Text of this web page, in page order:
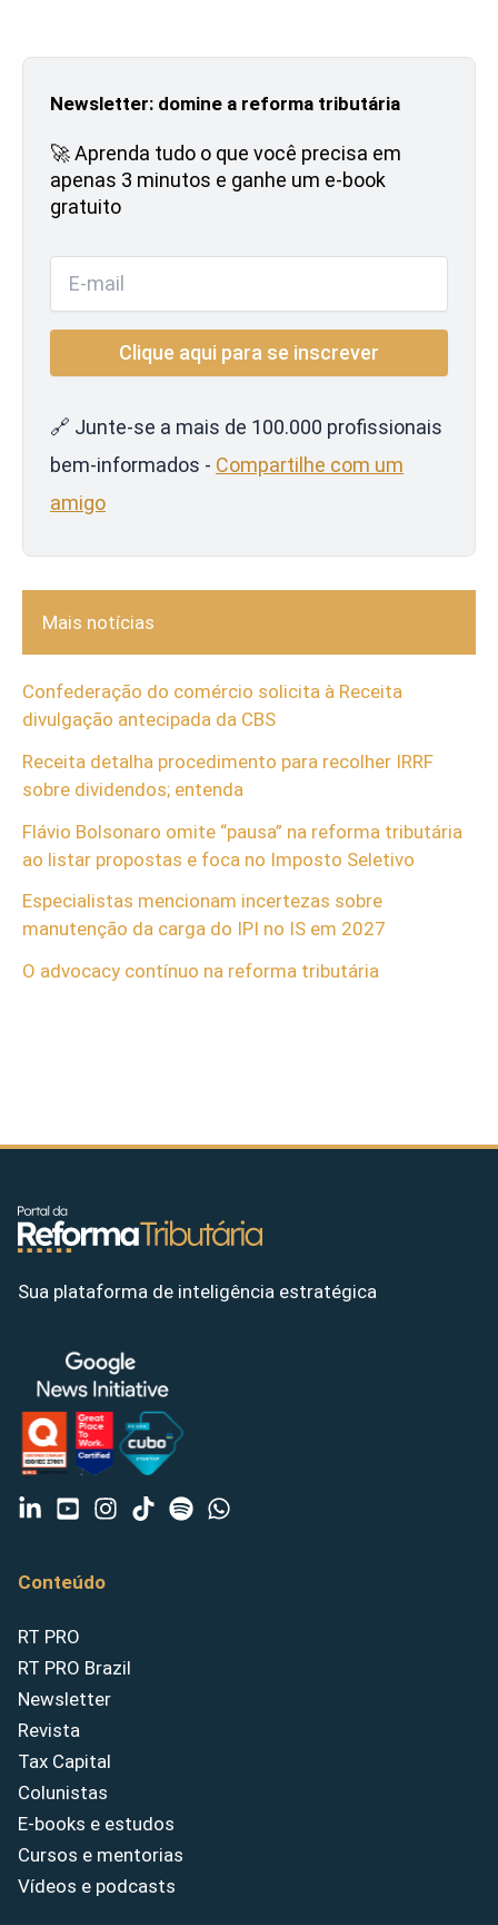
Newsletter: domine a reforma tributária
🚀 Aprenda tudo o que você precisa em
apenas 3 minutos e ganhe um e-book
gratuito
🔗 Junte-se a mais de 100.000 profissionais
bem-informados - Compartilhe com um
amigo
Mais notícias
Confederação do comércio solicita à Receita
divulgação antecipada da CBS
Receita detalha procedimento para recolher IRRF
sobre dividendos; entenda
Flávio Bolsonaro omite “pausa” na reforma tributária
ao listar propostas e foca no Imposto Seletivo
Especialistas mencionam incertezas sobre
manutenção da carga do IPI no IS em 2027
O advocacy contínuo na reforma tributária
Sua plataforma de inteligência estratégica
Conteúdo
RT PRO
RT PRO Brazil
Newsletter
Revista
Tax Capital
Colunistas
E-books e estudos
Cursos e mentorias
Vídeos e podcasts